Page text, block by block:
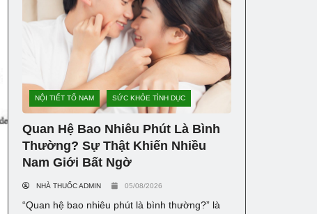
NỘI TIẾT TỐ NAM SỨC KHỎE TÌNH DỤC
Quan Hệ Bao Nhiêu Phút Là Bình
Thường? Sự Thật Khiến Nhiều
Nam Giới Bất Ngờ
NHÀ THUỐC ADMIN 05/08/2026
“Quan hệ bao nhiêu phút là bình thường?” là